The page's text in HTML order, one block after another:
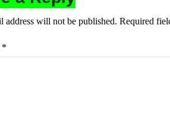
address will not be published. Required
*